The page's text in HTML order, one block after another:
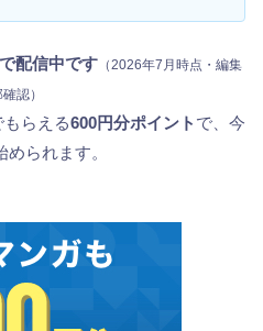
配信中です （2026年7月時点・編集
認）
らえる600円分ポイント で、今
られます。